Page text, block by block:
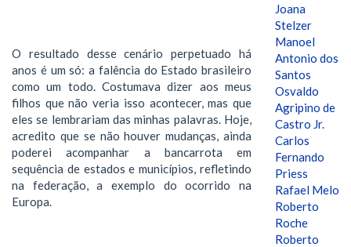
O resultado desse cenário perpetuado há
anos é um só: a falência do Estado brasileiro
como um todo. Costumava dizer aos meus
filhos que não veria isso acontecer, mas que
eles se lembrariam das minhas palavras. Hoje,
acredito que se não houver mudanças, ainda
poderei acompanhar a bancarrota em
sequência de estados e municípios, refletindo
na federação, a exemplo do ocorrido na
Europa.
Joana
Stelzer
Manoel
Antonio dos
Santos
Osvaldo
Agripino de
Castro Jr.
Carlos
Fernando
Priess
Rafael Melo
Roberto
Roche
Roberto